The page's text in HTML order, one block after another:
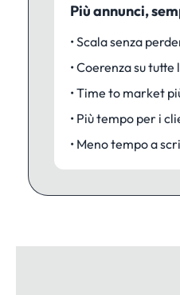
Più annunci,
• Scala senza
• Coerenza su
• Time to market
• Più tempo per i
• Meno tempo a